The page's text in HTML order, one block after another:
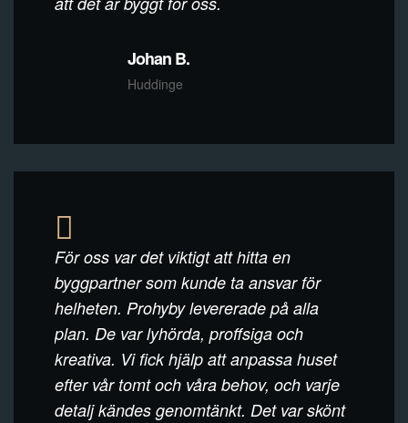
Johan B.
Huddinge
För oss var det viktigt att hitta en
byggpartner som kunde ta ansvar för
helheten. Prohyby levererade på alla
plan. De var lyhörda, proffsiga och
kreativa. Vi fick hjälp att anpassa huset
efter vår tomt och våra behov, och varje
detalj kändes genomtänkt. Det var skönt